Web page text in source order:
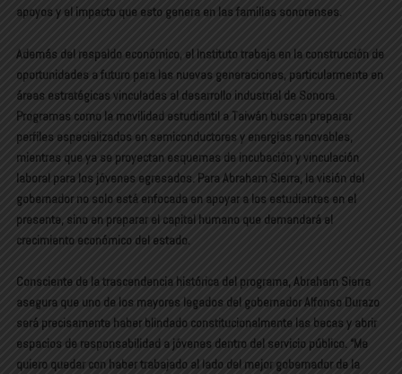
apoyos y el impacto que esto genera en las familias sonorenses.
Además del respaldo económico, el Instituto trabaja en la construcción de
oportunidades a futuro para las nuevas generaciones, particularmente en
áreas estratégicas vinculadas al desarrollo industrial de Sonora.
Programas como la movilidad estudiantil a Taiwán buscan preparar
perfiles especializados en semiconductores y energías renovables,
mientras que ya se proyectan esquemas de incubación y vinculación
laboral para los jóvenes egresados. Para Abraham Sierra, la visión del
gobernador no solo está enfocada en apoyar a los estudiantes en el
presente, sino en preparar el capital humano que demandará el
crecimiento económico del estado.
Consciente de la trascendencia histórica del programa, Abraham Sierra
asegura que uno de los mayores legados del gobernador Alfonso Durazo
será precisamente haber blindado constitucionalmente las becas y abrir
espacios de responsabilidad a jóvenes dentro del servicio público. “Me
quiero quedar con haber trabajado al lado del mejor gobernador de la